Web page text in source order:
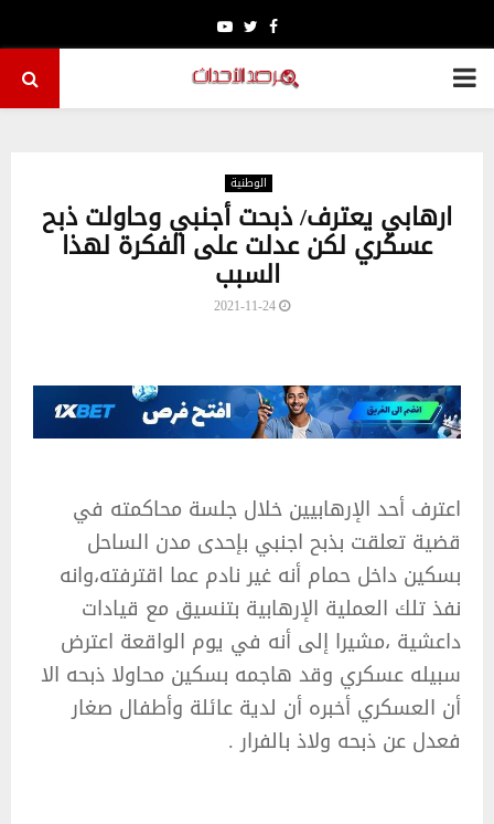
Facebook
Twitter
Youtube
PRIMARY
الوطنية
ارهابي يعترف/ ذبحت أجنبي وحاولت ذبح
عسكري لكن عدلت على الفكرة لهذا
السبب
2021-11-24
اعترف أحد الإرهابيين خلال جلسة محاكمته في
قضية تعلقت بذبح اجنبي بإحدى مدن الساحل
بسكين داخل حمام أنه غير نادم عما اقترفته،وانه
نفذ تلك العملية الإرهابية بتنسيق مع قيادات
داعشية ،مشيرا إلى أنه في يوم الواقعة اعترض
سبيله عسكري وقد هاجمه بسكين محاولا ذبحه الا
أن العسكري أخبره أن لدية عائلة وأطفال صغار
فعدل عن ذبحه ولاذ بالفرار .